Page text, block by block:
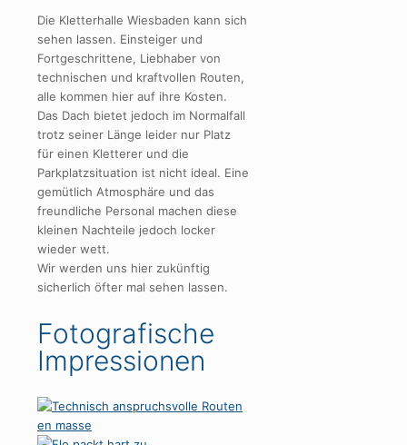
Die Kletterhalle Wiesbaden kann sich
sehen lassen. Einsteiger und
Fortgeschrittene, Liebhaber von
technischen und kraftvollen Routen,
alle kommen hier auf ihre Kosten.
Das Dach bietet jedoch im Normalfall
trotz seiner Länge leider nur Platz
für einen Kletterer und die
Parkplatzsituation ist nicht ideal. Eine
gemütlich Atmosphäre und das
freundliche Personal machen diese
kleinen Nachteile jedoch locker
wieder wett.
Wir werden uns hier zukünftig
sicherlich öfter mal sehen lassen.
Fotografische
Impressionen